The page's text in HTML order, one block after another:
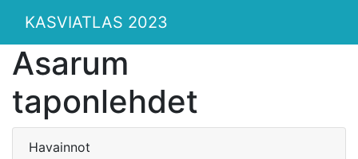
KASVIATLAS 2023
Asarum
taponlehdet
Havainnot